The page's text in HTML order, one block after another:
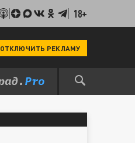
18+
ОТКЛЮЧИТЬ РЕКЛАМУ